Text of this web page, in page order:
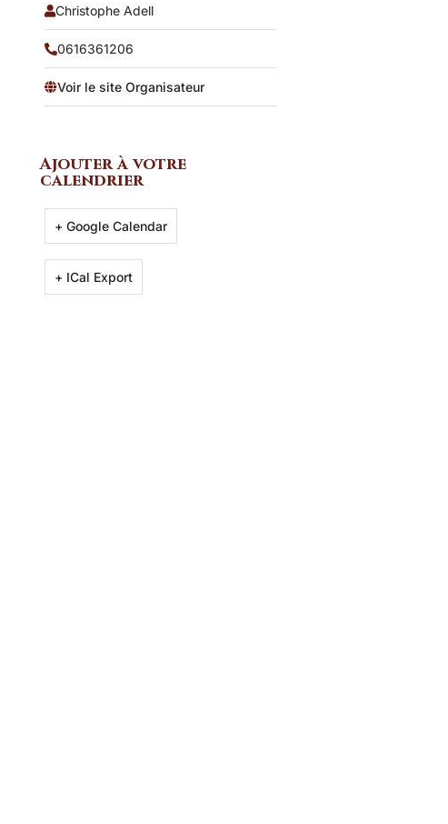
Christophe Adell
0616361206
Voir le site Organisateur
Ajouter à votre
calendrier
+ Google Calendar
+ ICal Export